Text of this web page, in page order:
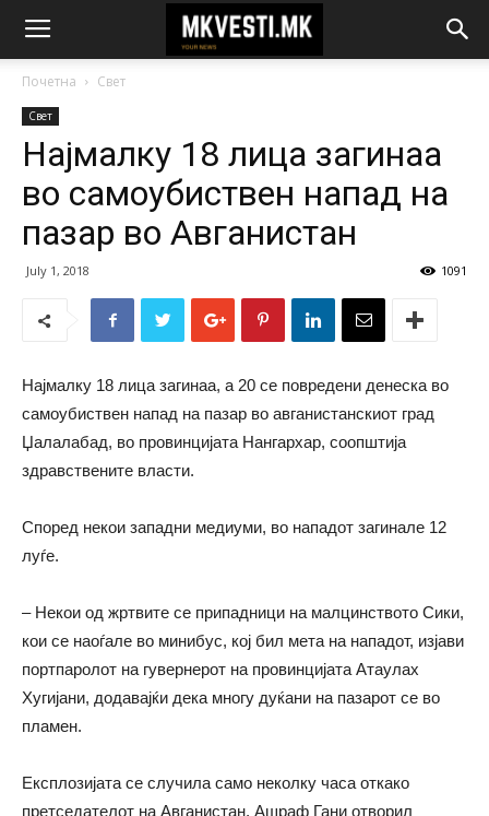
Почетна Свет
Свет
Најмалку 18 лица загинаа
во самоубиствен напад на
пазар во Авганистан
July 1, 2018 1091
Најмалку 18 лица загинаа, а 20 се повредени денеска во
самоубиствен напад на пазар во авганистанскиот град
Џалалабад, во провинцијата Нангархар, соопштија
здравствените власти.
Според некои западни медиуми, во нападот загинале 12
луѓе.
– Некои од жртвите се припадници на малцинството Сики,
кои се наоѓале во минибус, кој бил мета на нападот, изјави
портпаролот на гувернерот на провинцијата Атаулах
Хугијани, додавајќи дека многу дуќани на пазарот се во
пламен.
Експлозијата се случила само неколку часа откако
претседателот на Авганистан, Ашраф Гани отворил